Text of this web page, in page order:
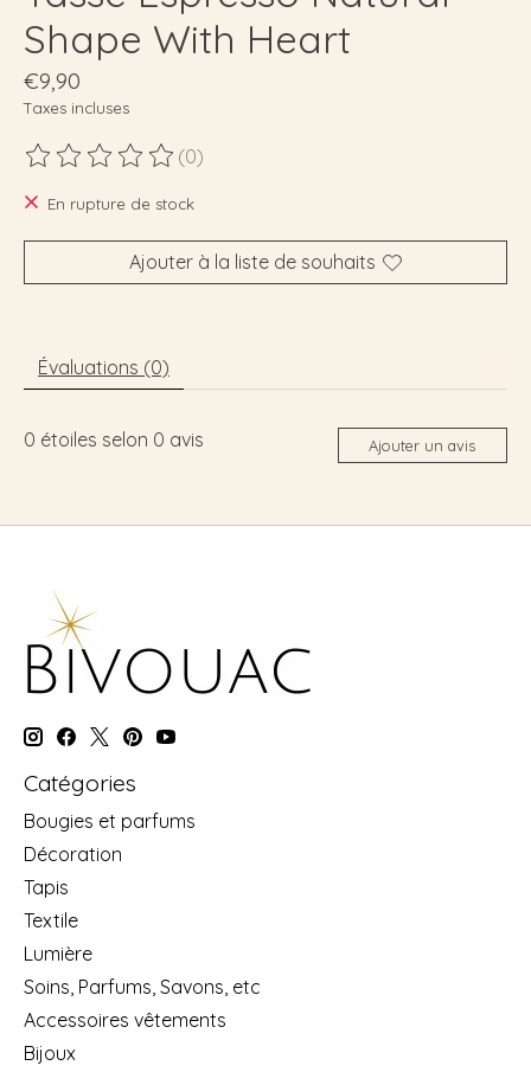
Shape With Heart
€9,90
Taxes incluses
Ce produit est évalué à
(0)
En rupture de stock
Ajouter à la liste de souhaits
Évaluations (0)
0 étoiles selon 0 avis Ajouter un avis
Catégories
Bougies et parfums
Décoration
Tapis
Textile
Lumière
Soins, Parfums, Savons, etc
Accessoires vêtements
Bijoux